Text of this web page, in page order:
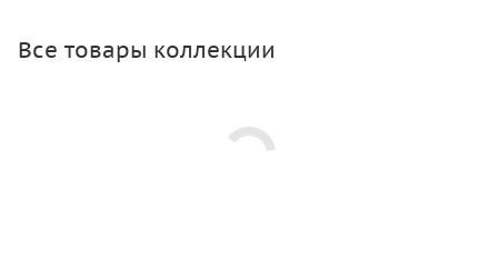
Все товары коллекции